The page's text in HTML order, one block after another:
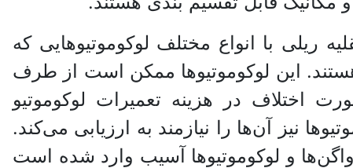
با انواع مختلف لوکوموتیو‌هایی که
این لوکوموتیو‌ها ممکن است از طرف
اختلاف در هزینه تعمیرات لوکوموتیو
نیز آن‌ها را نیازمند به ارزیابی می‌کند.
و لوکوموتیو‌ها آسیب وارد شده است